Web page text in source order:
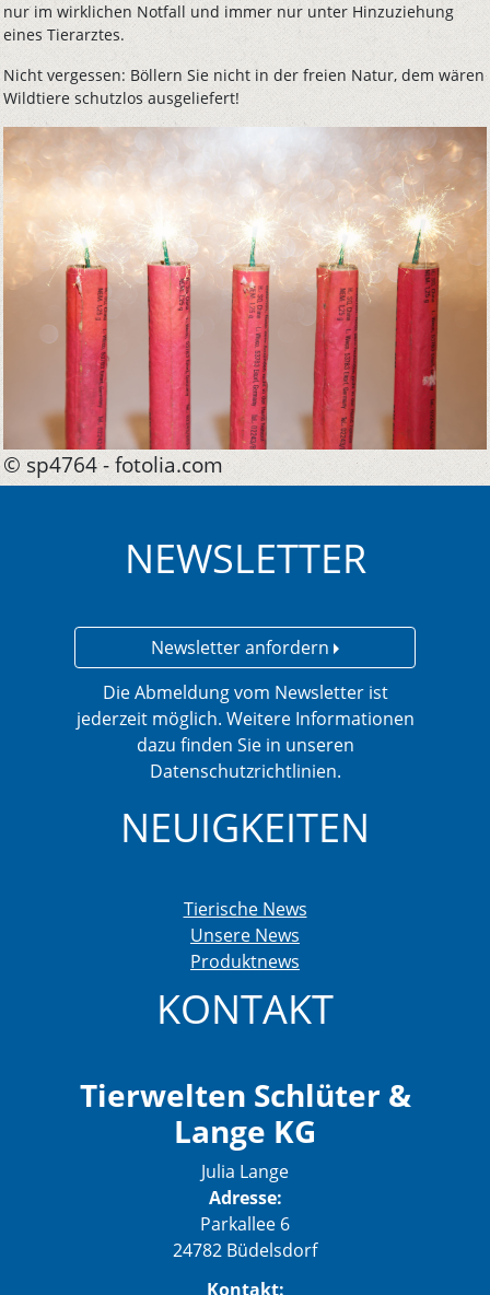
nur im wirklichen Notfall und immer nur unter Hinzuziehung
eines Tierarztes.
Nicht vergessen: Böllern Sie nicht in der freien Natur, dem wären
Wildtiere schutzlos ausgeliefert!
© sp4764 - fotolia.com
NEWSLETTER
Newsletter anfordern
Die Abmeldung vom Newsletter ist
jederzeit möglich. Weitere Informationen
dazu finden Sie in unseren
Datenschutzrichtlinien.
NEUIGKEITEN
Tierische News
Unsere News
Produktnews
KONTAKT
Tierwelten Schlüter &
Lange KG
Julia Lange
Adresse:
Parkallee 6
24782 Büdelsdorf
Kontakt: